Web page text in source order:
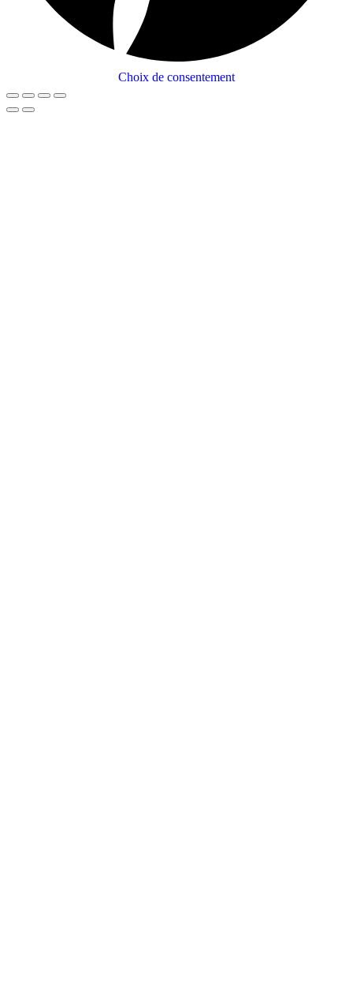
Choix de consentement